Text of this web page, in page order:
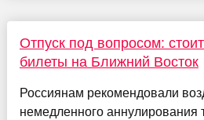
Отпуск под вопросом:
билеты на Ближний Восток
Россиянам рекомендовали
немедленного аннулирования